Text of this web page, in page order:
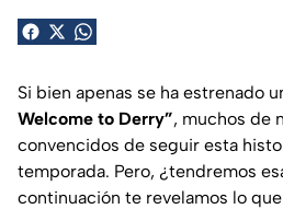
Si bien apenas se ha estrenado
Welcome to Derry”, muchos de
convencidos de seguir esta
temporada. Pero, ¿tendremos
continuación te revelamos lo